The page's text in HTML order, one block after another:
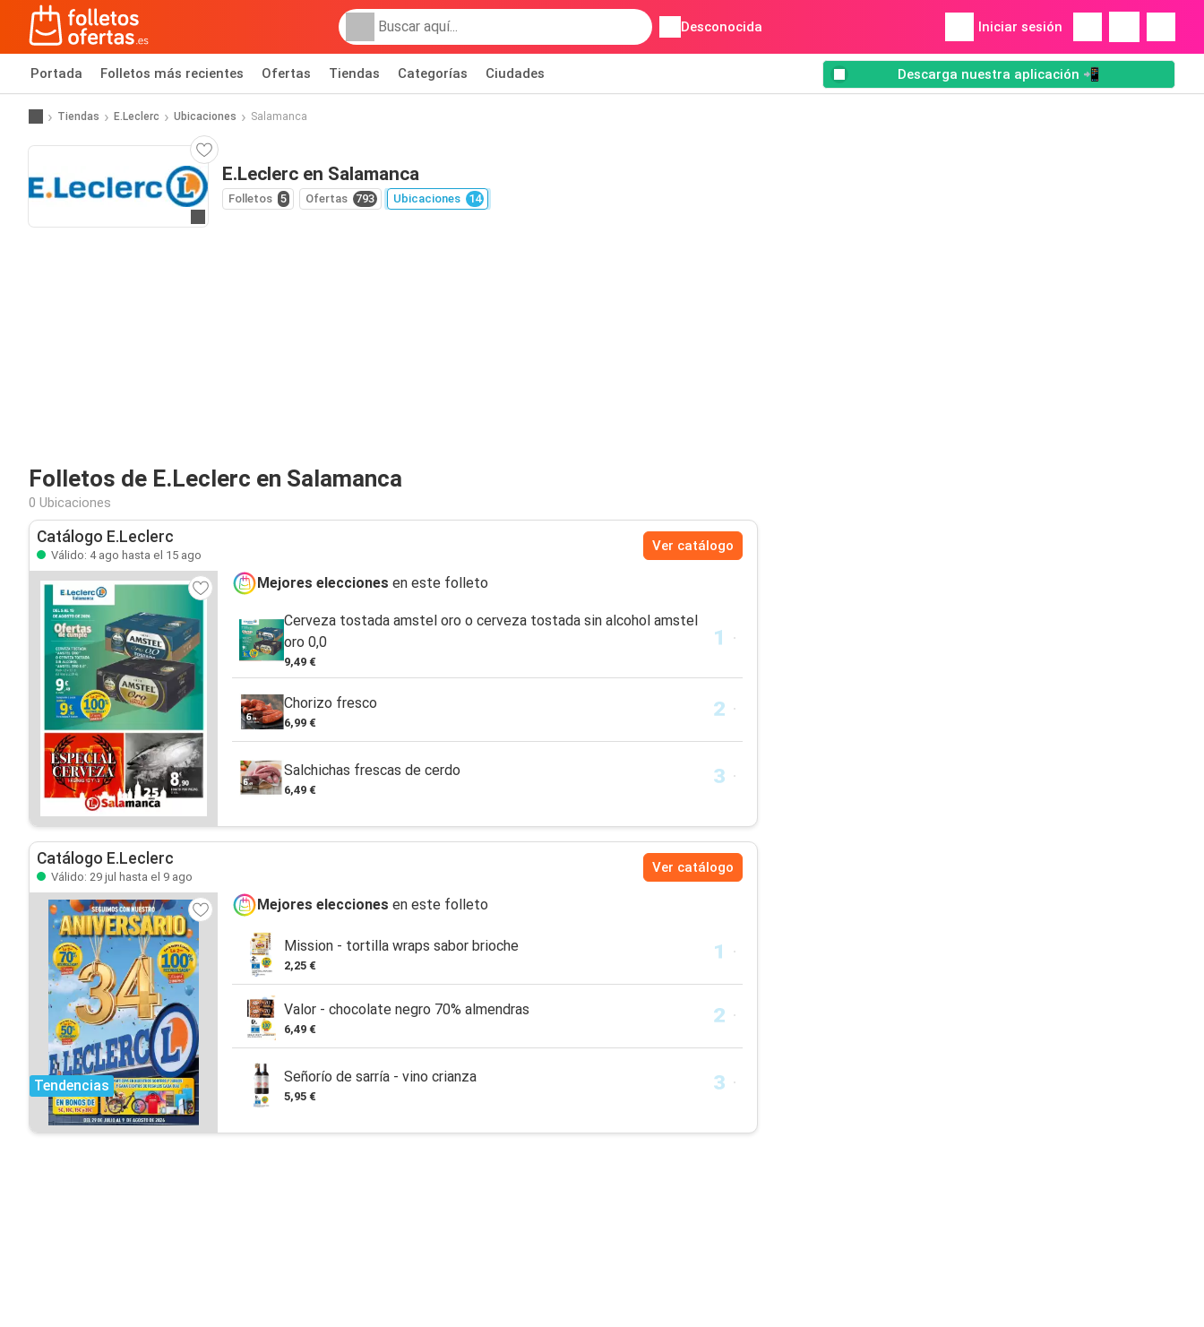
Desconocida Iniciar sesión
Portada Folletos más recientes Ofertas Tiendas Categorías Ciudades Descarga nuestra aplicación 📲
Tiendas E.Leclerc Ubicaciones Salamanca
E.Leclerc en Salamanca
Folletos 5 Ofertas 793 Ubicaciones 14
Folletos de E.Leclerc en Salamanca
0 Ubicaciones
Catálogo E.Leclerc
Válido: 4 ago hasta el 15 ago
Ver catálogo
Mejores elecciones en este folleto
Cerveza tostada amstel oro o cerveza tostada sin alcohol amstel
oro 0,0
9,49 €
Chorizo fresco
6,99 €
Salchichas frescas de cerdo
6,49 €
Catálogo E.Leclerc
Válido: 29 jul hasta el 9 ago
Ver catálogo
Tendencias
Mejores elecciones en este folleto
Mission - tortilla wraps sabor brioche
2,25 €
Valor - chocolate negro 70% almendras
6,49 €
Señorío de sarría - vino crianza
5,95 €